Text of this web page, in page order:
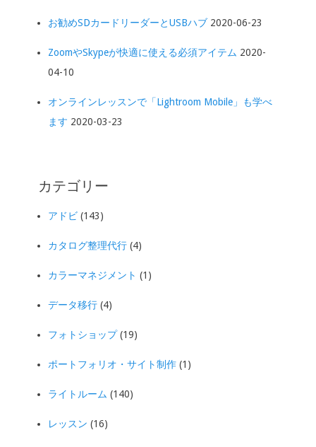
お勧めSDカードリーダーとUSBハブ 2020-06-23
ZoomやSkypeが快適に使える必須アイテム 2020-
04-10
オンラインレッスンで「Lightroom Mobile」も学べ
ます 2020-03-23
カテゴリー
アドビ (143)
カタログ整理代行 (4)
カラーマネジメント (1)
データ移行 (4)
フォトショップ(19)
ポートフォリオ・サイト制作 (1)
ライトルーム (140)
レッスン (16)